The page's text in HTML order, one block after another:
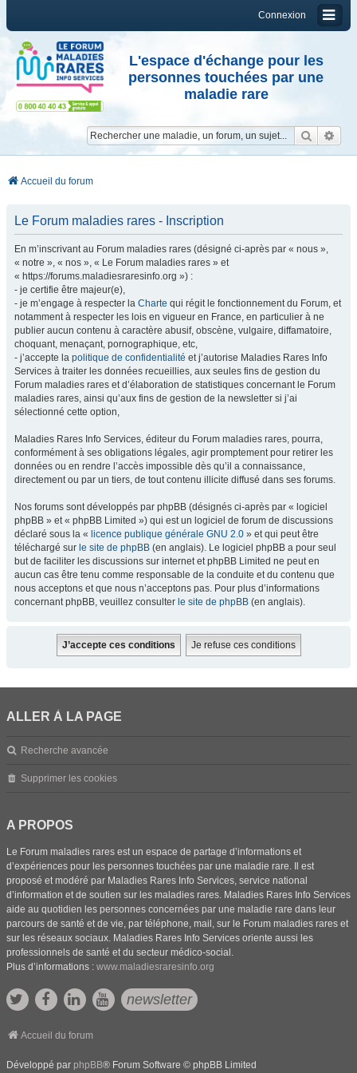
Connexion
L'espace d'échange pour les
personnes touchées par une
maladie rare
Accueil du forum
Le Forum maladies rares - Inscription
En m’inscrivant au Forum maladies rares (désigné ci-après par « nous »,
« notre », « nos », « Le Forum maladies rares » et
« https://forums.maladiesraresinfo.org ») :
- je certifie être majeur(e),
- je m’engage à respecter la Charte qui régit le fonctionnement du Forum, et
notamment à respecter les lois en vigueur en France, en particulier à ne
publier aucun contenu à caractère abusif, obscène, vulgaire, diffamatoire,
choquant, menaçant, pornographique, etc,
- j’accepte la politique de confidentialité et j’autorise Maladies Rares Info
Services à traiter les données recueillies, aux seules fins de gestion du
Forum maladies rares et d’élaboration de statistiques concernant le Forum
maladies rares, ainsi qu’aux fins de gestion de la newsletter si j’ai
sélectionné cette option,
Maladies Rares Info Services, éditeur du Forum maladies rares, pourra,
conformément à ses obligations légales, agir promptement pour retirer les
données ou en rendre l’accès impossible dès qu’il a connaissance,
directement ou par un tiers, de tout contenu illicite diffusé dans ses forums.
Nos forums sont développés par phpBB (désignés ci-après par « logiciel
phpBB » et « phpBB Limited ») qui est un logiciel de forum de discussions
déclaré sous la « licence publique générale GNU 2.0 » et qui peut être
téléchargé sur le site de phpBB (en anglais). Le logiciel phpBB a pour seul
but de faciliter les discussions sur internet et phpBB Limited ne peut en
aucun cas être tenu comme responsable de la conduite et du contenu que
nous acceptons et que nous n’acceptons pas. Pour plus d’informations
concernant phpBB, veuillez consulter le site de phpBB (en anglais).
ALLER À LA PAGE
Recherche avancée
Supprimer les cookies
A PROPOS
Le Forum maladies rares est un espace de partage d’informations et
d’expériences pour les personnes touchées par une maladie rare. Il est
proposé et modéré par Maladies Rares Info Services, service national
d’information et de soutien sur les maladies rares. Maladies Rares Info Services
aide au quotidien les personnes concernées par une maladie rare dans leur
parcours de santé et de vie, par téléphone, mail, sur le Forum maladies rares et
sur les réseaux sociaux. Maladies Rares Info Services oriente aussi les
professionnels de santé et du secteur médico-social.
Plus d’informations : www.maladiesraresinfo.org
newsletter
Accueil du forum
Développé par phpBB® Forum Software © phpBB Limited